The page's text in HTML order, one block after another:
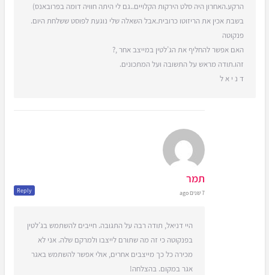
הרקע.האחרון היה סלט הירקות הקלויים..גם לי היתה חוויה דומה בפרובאנס)
בשבת אכין את הריזוטו כרובית.אבל השאלה שלי נוגעת לפוסט ששלחת היום.
פנקוטה
האם אפשר להחליף את הג’לטין במייצב אחר ,?
זהו.תודה מראש על התשובה ועל המתכונים.
ד נ י א ל
תמר
7 שנים ago Reply
היי דניאל, תודה רבה על התגובה. חייבים להשתמש בג’לטין
בפנקוטה כי זה מה שתורם לייצבו ולמרקם שלה. אני לא
מכירה כל כך מייצבים אחרים, אולי אפשר להשתמש באגר
אגר במקום. בהצלחה!